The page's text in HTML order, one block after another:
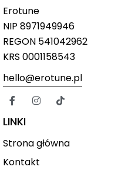
Erotune
NIP 8971949946
REGON 541042962
KRS 0001158543
hello@erotune.pl
LINKI
Strona główna
Kontakt